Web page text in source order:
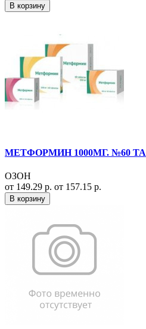
В корзину
МЕТФОРМИН 1000МГ. №60
ОЗОН
от 149.29 р. от 157.15 р.
В корзину